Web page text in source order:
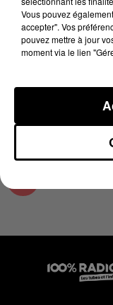
L'AGENDA DU
À 09H40
L'agenda du
Vous pouvez
accepter". Vos
pouvez mettre à jour
moment via le lien